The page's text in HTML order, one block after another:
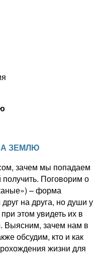
ЗЕМЛЮ
зачем мы попадаем
Поговорим о
– форма
на друга, но души у
при этом увидеть их в
Выясним, зачем нам в
обсудим, кто и как
жизни для